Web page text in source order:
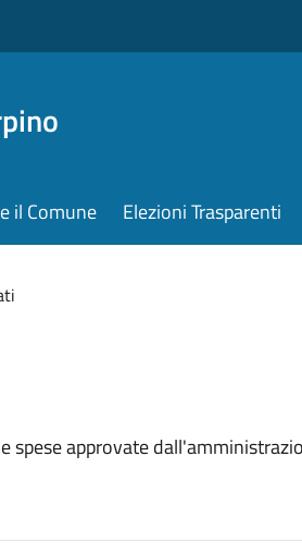
il Comune Elezioni Trasparenti
spese approvate